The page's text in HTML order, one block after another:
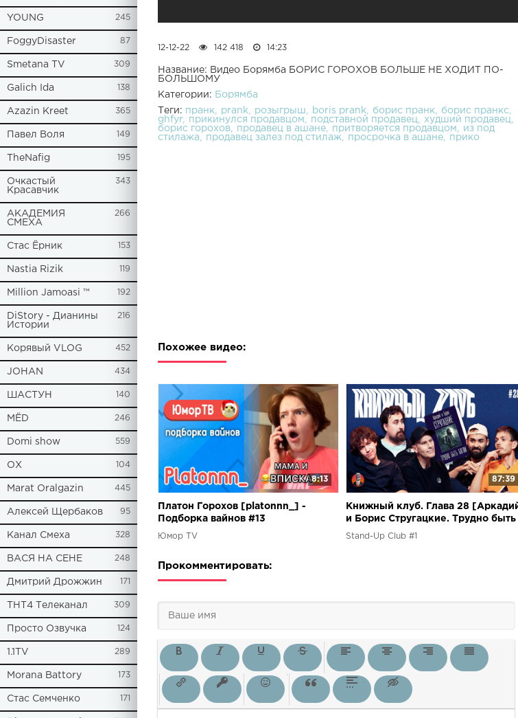
YOUNG 245
FoggyDisaster 87
Smetana TV 309
Galich Ida 138
Azazin Kreet 365
Павел Воля 149
TheNafig 195
Очкастый
Красавчик
343
АКАДЕМИЯ
СМЕХА
266
Стас Ёрник 153
Nastia Rizik 119
Million Jamoasi ™ 192
DiStory - Дианины
Истории
216
Корявый VLOG 452
JOHAN 434
ШАСТУН 140
МЁD 246
Domi show 559
ОХ 104
Marat Oralgazin 445
Алексей Щербаков 95
Канал Смеха 328
ВАСЯ НА СЕНЕ 248
Дмитрий Дрожжин 171
ТНТ4 Телеканал 309
Просто Озвучка 124
1.1TV 289
Morana Battory 173
Стас Семченко 171
12-12-22 142 418 14:23
Название: Видео Борямба БОРИС ГОРОХОВ БОЛЬШЕ НЕ ХОДИТ ПО-
БОЛЬШОМУ
Категории: Борямба
Теги: пранк prank розыгрыш boris prank борис пранк
борис пранкс
ghfyr
прикинулся продавцом подставной продавец
худший продавец
борис горохов
продавец в ашане притворяется продавцом
из под
стилажа
продавец залез под стилаж просрочка в ашане прико
Похожее видео:
8:13
Платон Горохов [platonnn_] -
Подборка вайнов #13
Юмор TV
87:39
Книжный клуб. Глава 28
и Борис Стругацкие. Трудно быть
богом]
Stand-Up Club #1
Прокомментировать: